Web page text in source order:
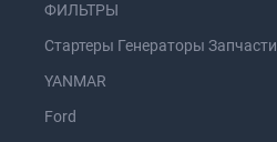
ФИЛЬТРЫ
Стартеры Генераторы Запчасти
YANMAR
Ford